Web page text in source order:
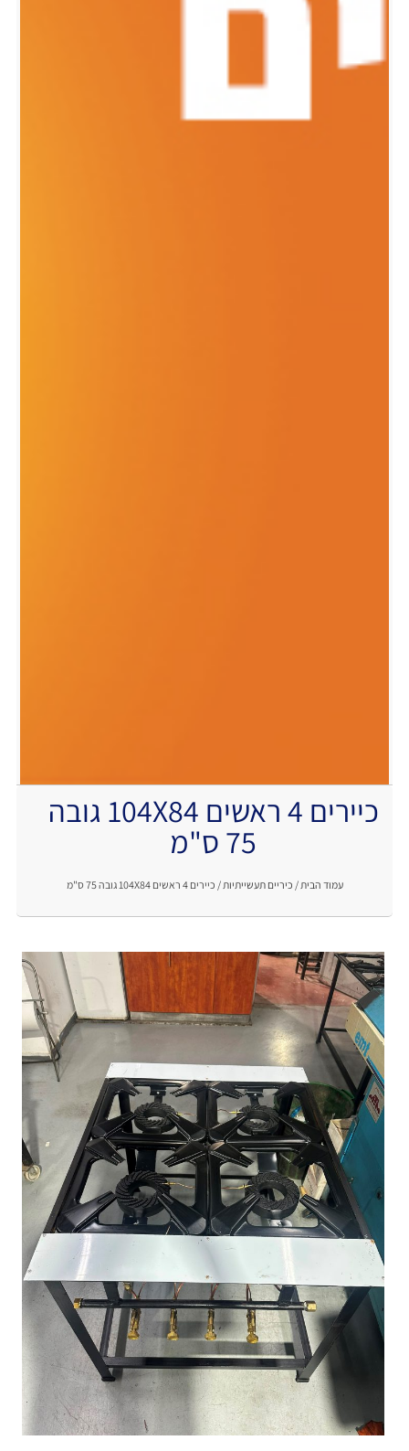
כיירים 4 ראשים 104X84 גובה
75 ס"מ
עמוד הבית/ כיריים תעשייתיות/ כיירים 4 ראשים 104X84 גובה 75 ס"מ
.